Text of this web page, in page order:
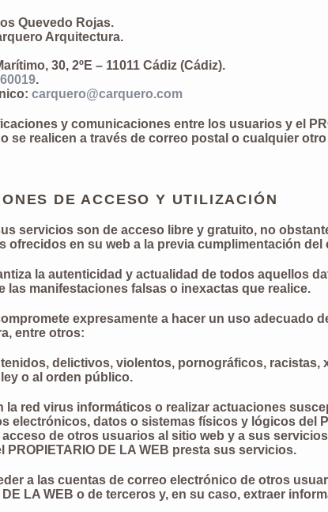
Quevedo Rojas.
Arquitectura.
30, 2ºE – 11011 Cádiz (Cádiz).
.
: carquero@carquero.com
y comunicaciones entre los usuarios y el
se realicen a través de correo postal o cualquier
DE ACCESO Y UTILIZACIÓN
servicios son de acceso libre y gratuito, no
ofrecidos en su web a la previa cumplimentación
la autenticidad y actualidad de todos aquellos
las manifestaciones falsas o inexactas que realice.
expresamente a hacer un uso adecuado
entre otros:
delictivos, violentos, pornográficos,
o al orden público.
la red virus informáticos o realizar actuaciones
electrónicos, datos o sistemas físicos y lógicos del
de otros usuarios al sitio web y a sus
PROPIETARIO DE LA WEB presta sus servicios.
a las cuentas de correo electrónico de otros
DE LA WEB o de terceros y, en su caso, extraer